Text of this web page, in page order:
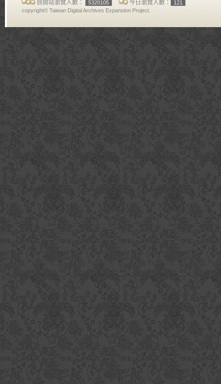
自開站瀏覽人數：
5320105 今日瀏覽人數：
121
copyright© Taiwan Digital Archives Expansion Project.